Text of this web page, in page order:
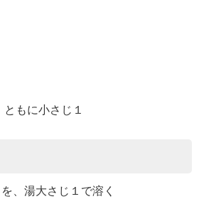
もに小さじ１
、湯大さじ１で溶く